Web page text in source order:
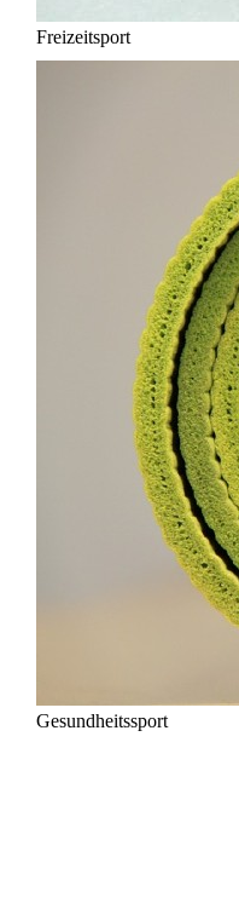
Freizeitsport
Gesundheitssport